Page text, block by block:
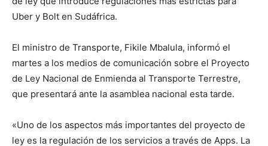
Uber y Bolt en Sudáfrica.
El ministro de Transporte, Fikile Mbalula, informó el
martes a los medios de comunicación sobre el Proyecto
de Ley Nacional de Enmienda al Transporte Terrestre,
que presentará ante la asamblea nacional esta tarde.
«Uno de los aspectos más importantes del proyecto de
ley es la regulación de los servicios a través de Apps. La